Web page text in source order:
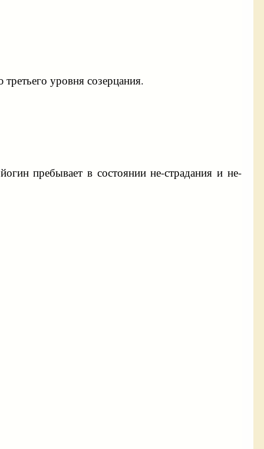
уровня созерцания.
пребывает в состоянии не-страдания и не-